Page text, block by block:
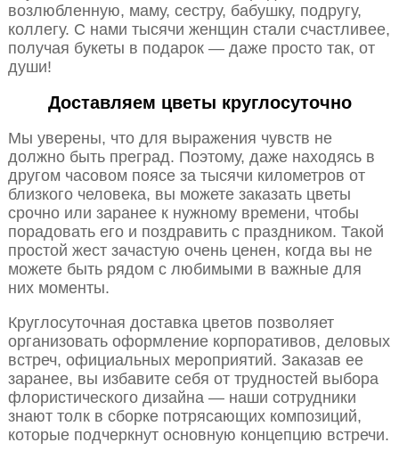
возлюбленную, маму, сестру, бабушку, подругу,
коллегу. С нами тысячи женщин стали счастливее,
получая букеты в подарок — даже просто так, от
души!
Доставляем цветы круглосуточно
Мы уверены, что для выражения чувств не
должно быть преград. Поэтому, даже находясь в
другом часовом поясе за тысячи километров от
близкого человека, вы можете заказать цветы
срочно или заранее к нужному времени, чтобы
порадовать его и поздравить с праздником. Такой
простой жест зачастую очень ценен, когда вы не
можете быть рядом с любимыми в важные для
них моменты.
Круглосуточная доставка цветов позволяет
организовать оформление корпоративов, деловых
встреч, официальных мероприятий. Заказав ее
заранее, вы избавите себя от трудностей выбора
флористического дизайна — наши сотрудники
знают толк в сборке потрясающих композиций,
которые подчеркнут основную концепцию встречи.